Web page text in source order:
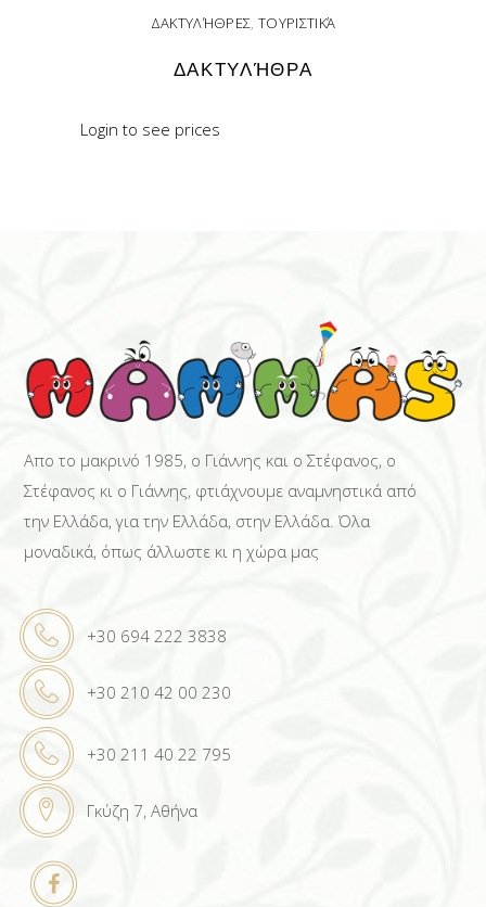
ΔΑΚΤΥΛΉΘΡΕΣ, ΤΟΥΡΙΣΤΙΚΆ
ΔΑΚΤΥΛΉΘΡΑ
READ MORE
Login to see prices
Απο το μακρινό 1985, ο Γιάννης και ο Στέφανος, ο
Στέφανος κι ο Γιάννης, φτιάχνουμε αναμνηστικά από
την Ελλάδα, για την Ελλάδα, στην Ελλάδα. Όλα
μοναδικά, όπως άλλωστε κι η χώρα μας
+30 694 222 3838
+30 210 42 00 230
+30 211 40 22 795
Γκύζη 7, Αθήνα